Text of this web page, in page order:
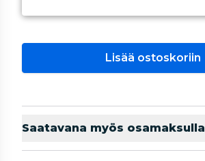
Lisää ostoskoriin
Saatavana myös osamaksulla